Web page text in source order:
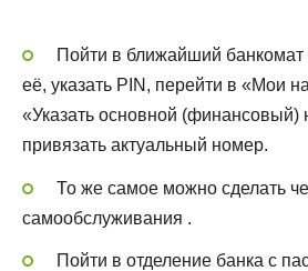
Пойти в ближайший банкомат
её, указать PIN, перейти в «Мои
«Указать основной
привязать актуальный номер.
То же самое можно сделать
самообслуживания .
Пойти в отделение банка с